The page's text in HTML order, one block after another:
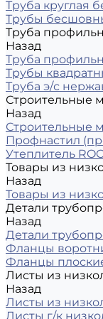
Труба круглая
Трубы
Труба
Назад
Труба
Трубы
Труба э/с
Строительные
Назад
Строительные
Профнастил
Утеплитель
Товары из
Назад
Товары из
Детали
Назад
Детали
Фланцы
Фланцы
Листы из
Назад
Листы из
Листы г/к